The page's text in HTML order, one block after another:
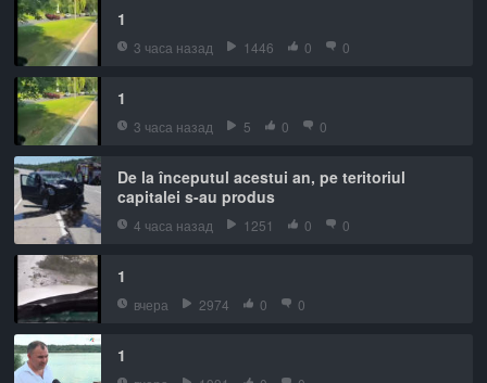
1
3 часа назад 1446 0 0
1
3 часа назад 5 0 0
De la începutul acestui an, pe teritoriul
capitalei s-au produs
4 часа назад 1251 0 0
1
вчера 2974 0 0
1